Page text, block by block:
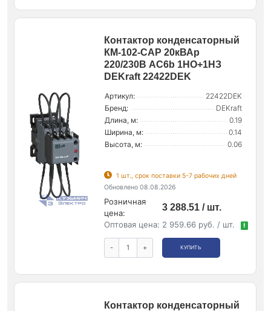
Контактор конденсаторный
КМ-102-CAP 20кВАр
220/230В AC6b 1НО+1НЗ
DEKraft 22422DEK
Артикул:
22422DEK
Бренд:
DEKraft
Длина, м:
0.19
Ширина, м:
0.14
Высота, м:
0.06
1 шт., срок поставки 5-7 рабочих дней
Обновлено 08.08.2026
Розничная
цена:
3 288.51 / шт.
Оптовая цена: 2 959.66 руб. / шт. !
- + КУПИТЬ
Контактор конденсаторный